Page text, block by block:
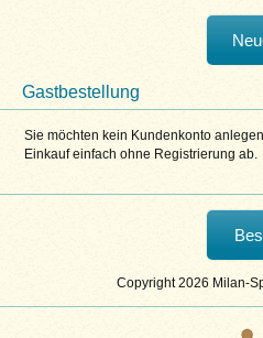
Copyright 2026 Milan-
Gastbestellung
Sie möchten kein Kundenkonto
Einkauf einfach ohne Registrierung ab.